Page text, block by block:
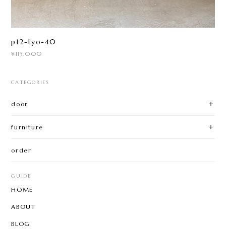
pt2-tyo-40
¥115,000
CATEGORIES
door
furniture
order
GUIDE
HOME
ABOUT
BLOG